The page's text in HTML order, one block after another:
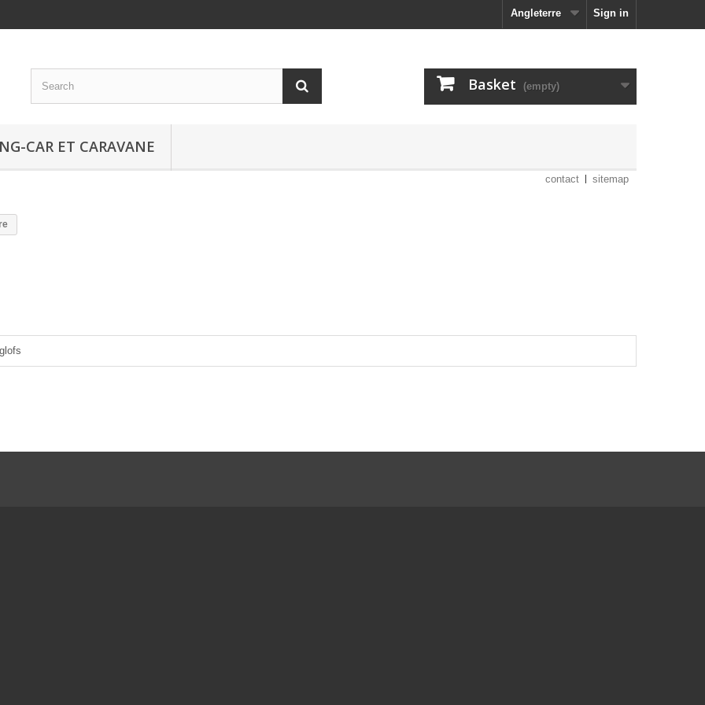
Sign in
Angleterre
Basket (empty)
CAR ET CARAVANE
contact sitemap